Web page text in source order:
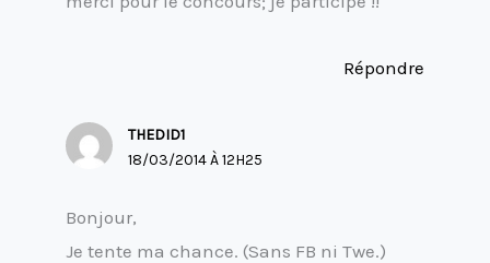
Répondre
THEDID1
18/03/2014 À 12H25
Bonjour,
Je tente ma chance. (Sans FB ni Twe.)